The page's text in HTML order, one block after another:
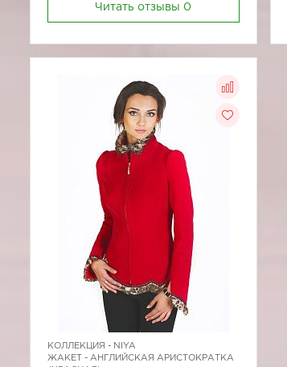
Читать отзывы 0
КОЛЛЕКЦИЯ - NIYA
ЖАКЕТ - АНГЛИЙСКАЯ АРИСТОКРАТКА